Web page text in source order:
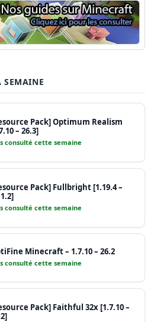
SEMAINE
Pack] Optimum Realism
– 26.3]
consulté cette semaine
Pack] Fullbright [1.19.4 –
consulté cette semaine
Minecraft – 1.7.10 – 26.2
consulté cette semaine
Pack] Faithful 32x [1.7.10 –